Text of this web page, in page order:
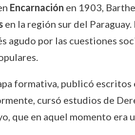
Encarnación en 1903,
en la región sur del
agudo por las cuestiones
formativa, publicó escritos
cursó estudios de
que en aquel momento